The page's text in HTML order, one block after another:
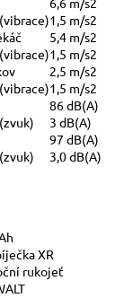
1,5 m/s2
5,4 m/s2
1,5 m/s2
2,5 m/s2
1,5 m/s2
86 dB(A)
3 dB(A)
97 dB(A)
3,0 dB(A)
XR
rukojeť